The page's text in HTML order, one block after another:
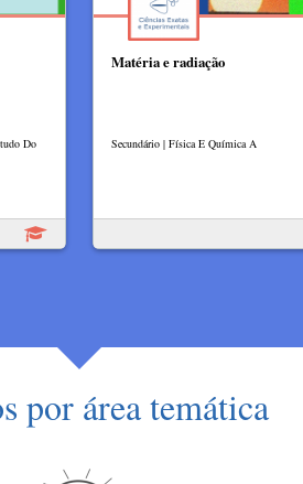
Do
Matéria e radiação
Secundário | Física E Química A
por área temática